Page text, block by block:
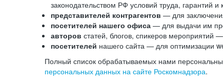
законодательством РФ условий труда, гарантий и
представителей контрагентов — для
посетителей нашего офиса — для выдачи им
авторов статей, блогов, спикеров мероприятий
посетителей нашего сайта — для оптимизации
Полный список обрабатываемых нами
персональных данных на сайте Роскомнадзора.